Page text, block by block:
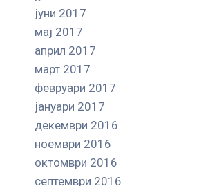
јуни 2017
мај 2017
април 2017
март 2017
февруари 2017
јануари 2017
декември 2016
ноември 2016
октомври 2016
септември 2016